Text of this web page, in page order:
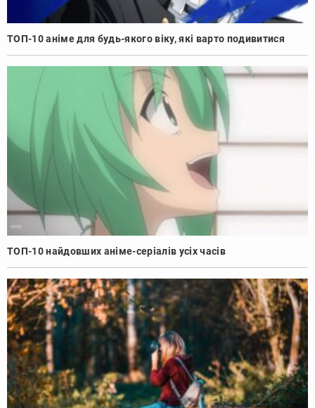
ТОП-10 аніме для будь-якого віку, які варто подивитися
ТОП-10 найдовших аніме-серіалів усіх часів